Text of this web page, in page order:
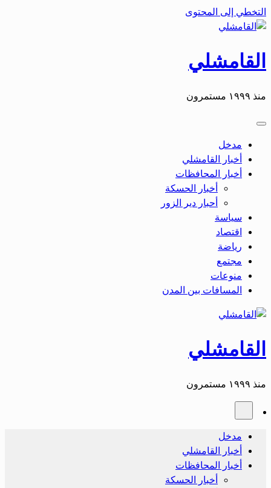
التخطي إلى المحتوى
القامشلي
منذ ١٩٩٩ مستمرون
مدخل
أخبار القامشلي
أخبار المحافظات
أخبار الحسكة
أحبار دير الزور
سياسة
اقتصاد
رياضة
مجتمع
منوعات
المسافات بين المدن
القامشلي
منذ ١٩٩٩ مستمرون
مدخل
أخبار القامشلي
أخبار المحافظات
أخبار الحسكة